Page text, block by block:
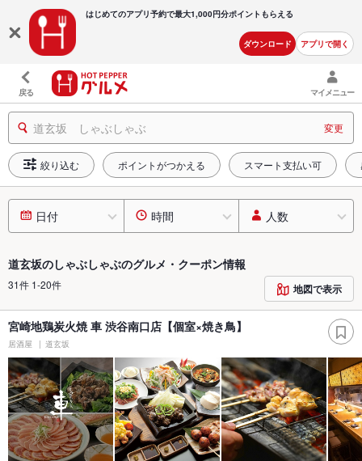
はじめてのアプリ予約で最大1,000円分ポイントもらえる
ダウンロード アプリで開く
戻る マイメニュー
道玄坂 しゃぶしゃぶ 変更
絞り込む ポイントがつかえる スマート支払い可
日付 時間 人数
道玄坂のしゃぶしゃぶのグルメ・クーポン情報
31件 1-20件 地図で表示
宮崎地鶏炭火焼 車 渋谷南口店【個室×焼き鳥】
居酒屋 道玄坂